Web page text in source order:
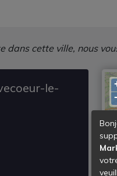
dans cette ville, nous
le-